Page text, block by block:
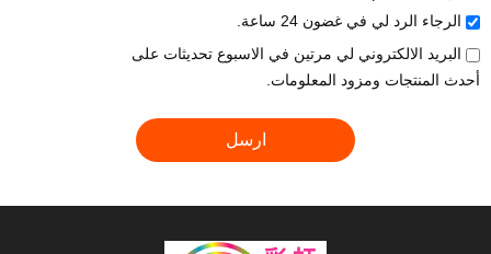
الرجاء الرد لي في غضون 24 ساعة.
البريد الالكتروني لي مرتين في الاسبوع تحديثات على
أحدث المنتجات ومزود المعلومات.